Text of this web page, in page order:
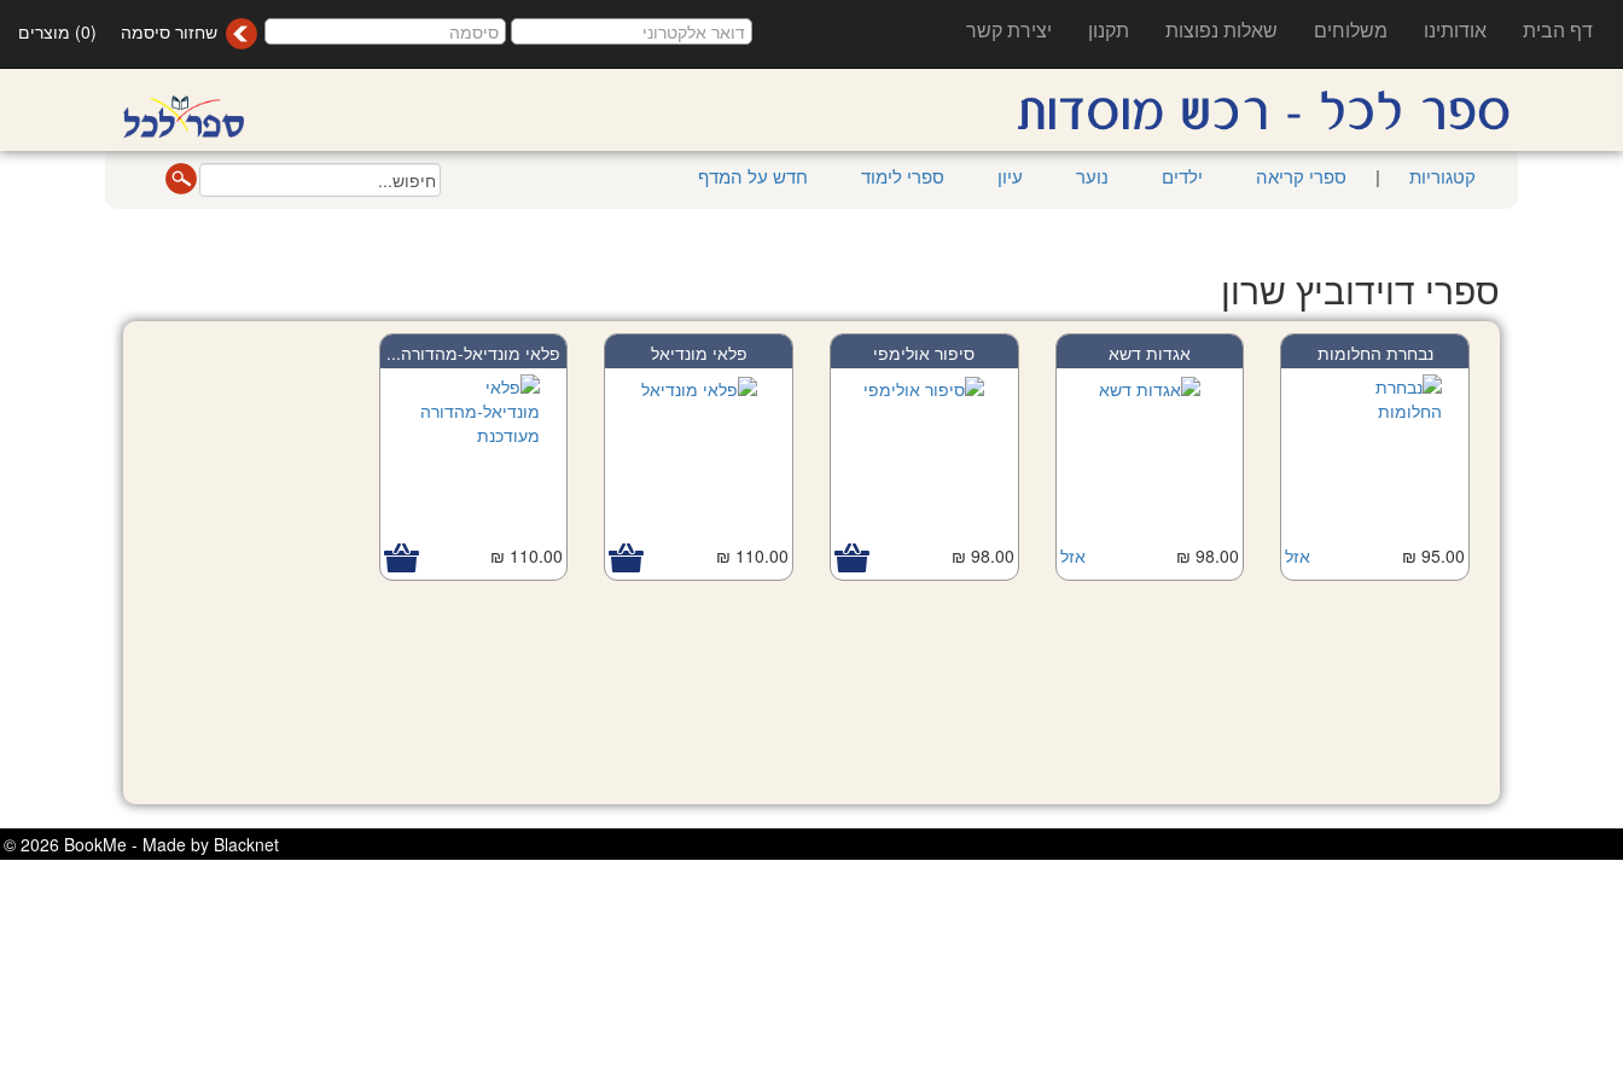
דף הבית אודותינו משלוחים שאלות נפוצות תקנון יצירת קשר שחזור סיסמה (0) מוצרים
קטגוריות | ספרי קריאה ילדים נוער עיון ספרי לימוד חדש על המדף
ספרי דוידוביץ שרון
נבחרת החלומות
אזל 95.00 ₪
אגדות דשא
אזל 98.00 ₪
סיפור אולימפי
98.00 ₪
פלאי מונדיאל
110.00 ₪
פלאי מונדיאל-מהדורה...
110.00 ₪
© 2026 BookMe - Made by Blacknet